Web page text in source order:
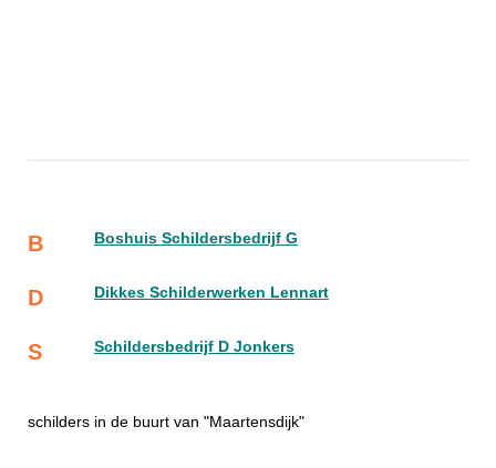
B Boshuis Schildersbedrijf G
D Dikkes Schilderwerken Lennart
S Schildersbedrijf D Jonkers
schilders in de buurt van "Maartensdijk"